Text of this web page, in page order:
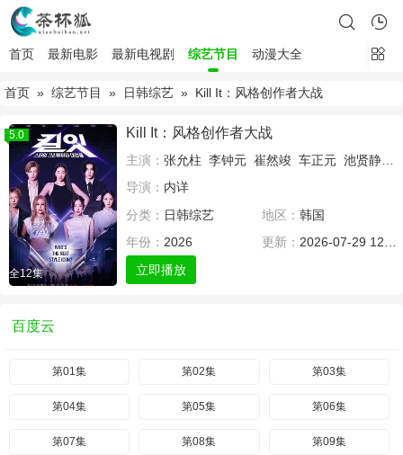
首页 最新电影 最新电视剧 综艺节目 动漫大全
首页 » 综艺节目 » 日韩综艺 » Kill It：风格创作者大战
5.0
全12集
Kill It：风格创作者大战
主演： 张允柱 李钟元 崔然竣 车正元 池贤静
导演： 内详
分类： 日韩综艺 地区： 韩国
年份： 2026 更新： 2026-07-29 12:00
立即播放
百度云
第01集 第02集 第03集
第04集 第05集 第06集
第07集 第08集 第09集